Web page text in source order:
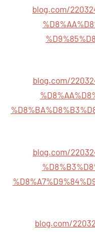
blog.com/
blog.com/
blog.com/
blog.com/